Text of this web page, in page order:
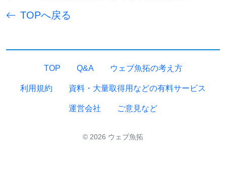
TOPへ戻る
TOP Q&A ウェブ魚拓の考え方
利用規約 資料・大量取得用などの有料サービス
運営会社 ご意見など
© 2026 ウェブ魚拓